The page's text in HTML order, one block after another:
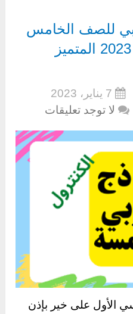
للصف الخامس
الابتدائي الترم الأول 2023 المتميز
7 يناير، 2023
لا توجد تعليقات
الأول على خير بإذن